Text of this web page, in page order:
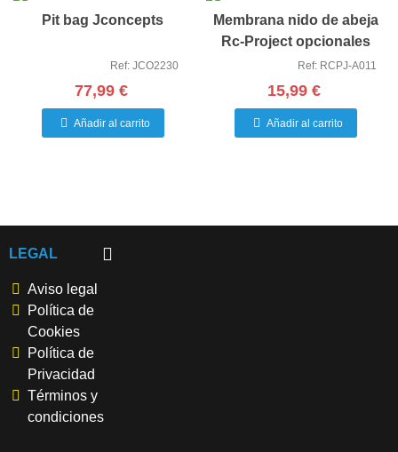
Pit bag Jconcepts
Ref: JCO2230
77,99 €
Añadir al carrito
Membrana nido de abeja
Rc-Project opcionales
Ref: RCPJ-A011
15,99 €
Añadir al carrito
LEGAL
Aviso legal
Política de
Cookies
Política de
Privacidad
Términos y
condiciones